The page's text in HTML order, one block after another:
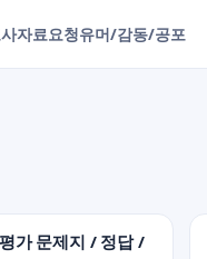
자료요청유머/감동/공포
가 문제지 / 정답 /